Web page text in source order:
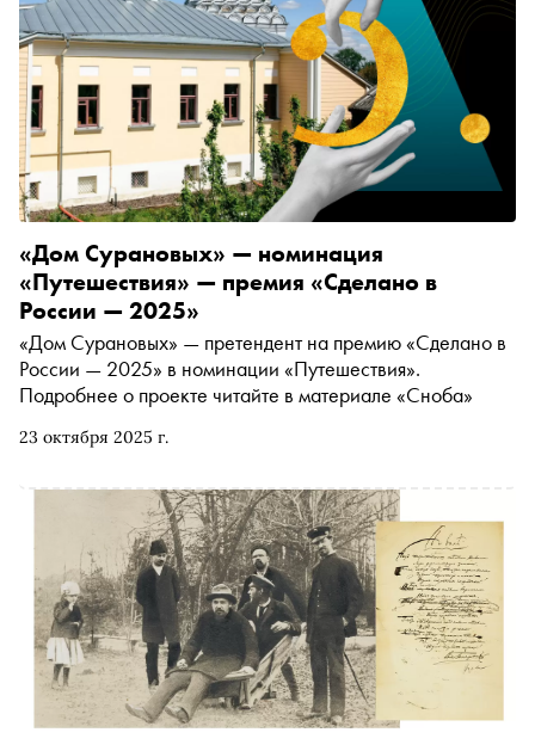
23 октября 2025 г.
«Дом Сурановых» — номинация
«Путешествия» — премия «Сделано в
России — 2025»
«Дом Сурановых» — претендент на премию «Сделано в
России — 2025» в номинации «Путешествия».
Подробнее о проекте читайте в материале «Сноба»